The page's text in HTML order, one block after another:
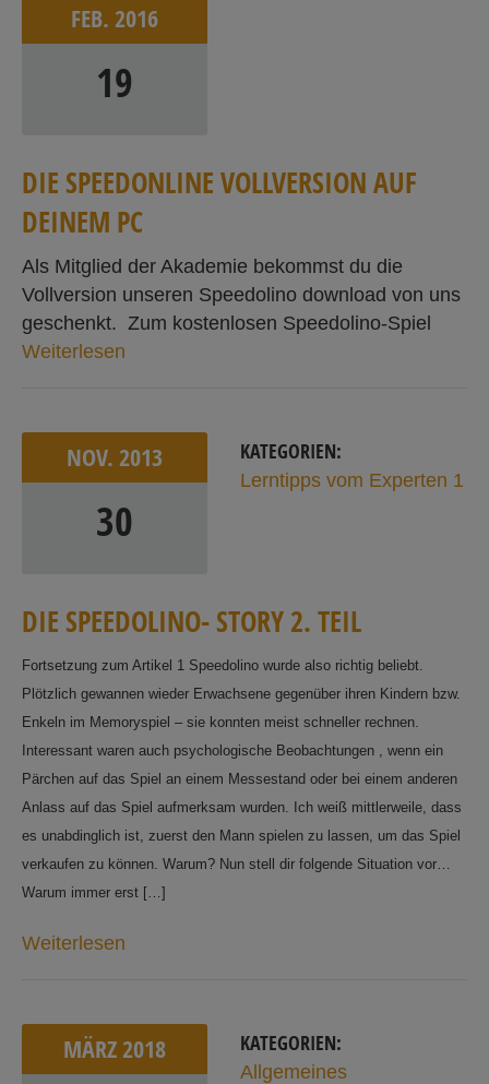
FEB. 2016
19
DIE SPEEDONLINEVOLLVERSIONAUF
DEINEM PC
Als Mitglied der Akademie bekommst du die
Vollversion unseren Speedolino download von uns
geschenkt. Zum kostenlosen Speedolino-Spiel
Weiterlesen
NOV. 2013
30
KATEGORIEN:
Lerntipps vom Experten 1
DIE SPEEDOLINO-STORY2.TEIL
Fortsetzung zum Artikel 1 Speedolino wurde also richtig beliebt.
Plötzlich gewannen wieder Erwachsene gegenüber ihren Kindern bzw.
Enkeln im Memoryspiel – sie konnten meist schneller rechnen.
Interessant waren auch psychologische Beobachtungen , wenn ein
Pärchen auf das Spiel an einem Messestand oder bei einem anderen
Anlass auf das Spiel aufmerksam wurden. Ich weiß mittlerweile, dass
es unabdinglich ist, zuerst den Mann spielen zu lassen, um das Spiel
verkaufen zu können. Warum? Nun stell dir folgende Situation vor…
Warum immer erst […]
Weiterlesen
MÄRZ 2018 KATEGORIEN:
Allgemeines